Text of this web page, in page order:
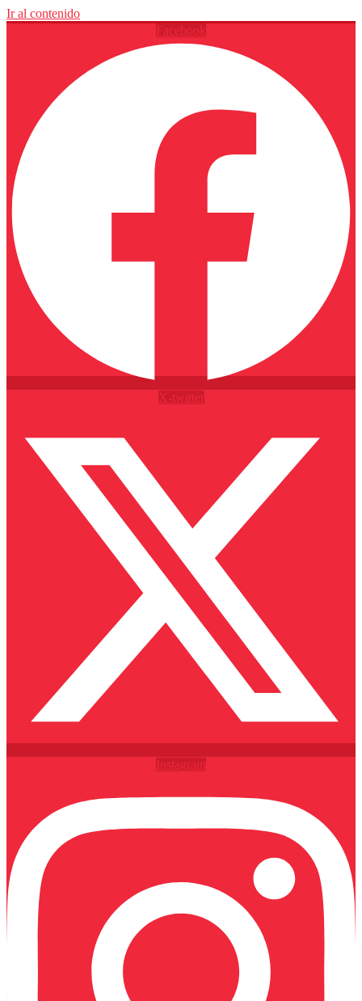
Ir al contenido
Facebook
X-twitter
Instagram